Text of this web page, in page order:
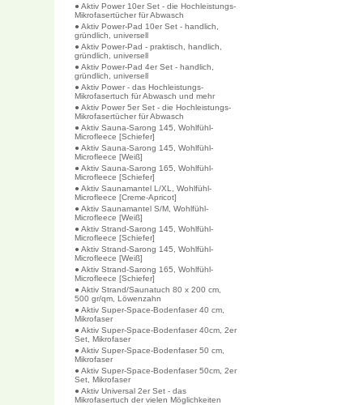
● Aktiv Power 10er Set - die Hochleistungs-
Mikrofasertücher für Abwasch
● Aktiv Power-Pad 10er Set - handlich,
gründlich, universell
● Aktiv Power-Pad - praktisch, handlich,
gründlich, universell
● Aktiv Power-Pad 4er Set - handlich,
gründlich, universell
● Aktiv Power - das Hochleistungs-
Mikrofasertuch für Abwasch und mehr
● Aktiv Power 5er Set - die Hochleistungs-
Mikrofasertücher für Abwasch
● Aktiv Sauna-Sarong 145, Wohlfühl-
Microfleece [Schiefer]
● Aktiv Sauna-Sarong 145, Wohlfühl-
Microfleece [Weiß]
● Aktiv Sauna-Sarong 165, Wohlfühl-
Microfleece [Schiefer]
● Aktiv Saunamantel L/XL, Wohlfühl-
Microfleece [Creme-Apricot]
● Aktiv Saunamantel S/M, Wohlfühl-
Microfleece [Weiß]
● Aktiv Strand-Sarong 145, Wohlfühl-
Microfleece [Schiefer]
● Aktiv Strand-Sarong 145, Wohlfühl-
Microfleece [Weiß]
● Aktiv Strand-Sarong 165, Wohlfühl-
Microfleece [Schiefer]
● Aktiv Strand/Saunatuch 80 x 200 cm,
500 gr/qm, Löwenzahn
● Aktiv Super-Space-Bodenfaser 40 cm,
Mikrofaser
● Aktiv Super-Space-Bodenfaser 40cm, 2er
Set, Mikrofaser
● Aktiv Super-Space-Bodenfaser 50 cm,
Mikrofaser
● Aktiv Super-Space-Bodenfaser 50cm, 2er
Set, Mikrofaser
● Aktiv Universal 2er Set - das
Mikrofasertuch der vielen Möglichkeiten